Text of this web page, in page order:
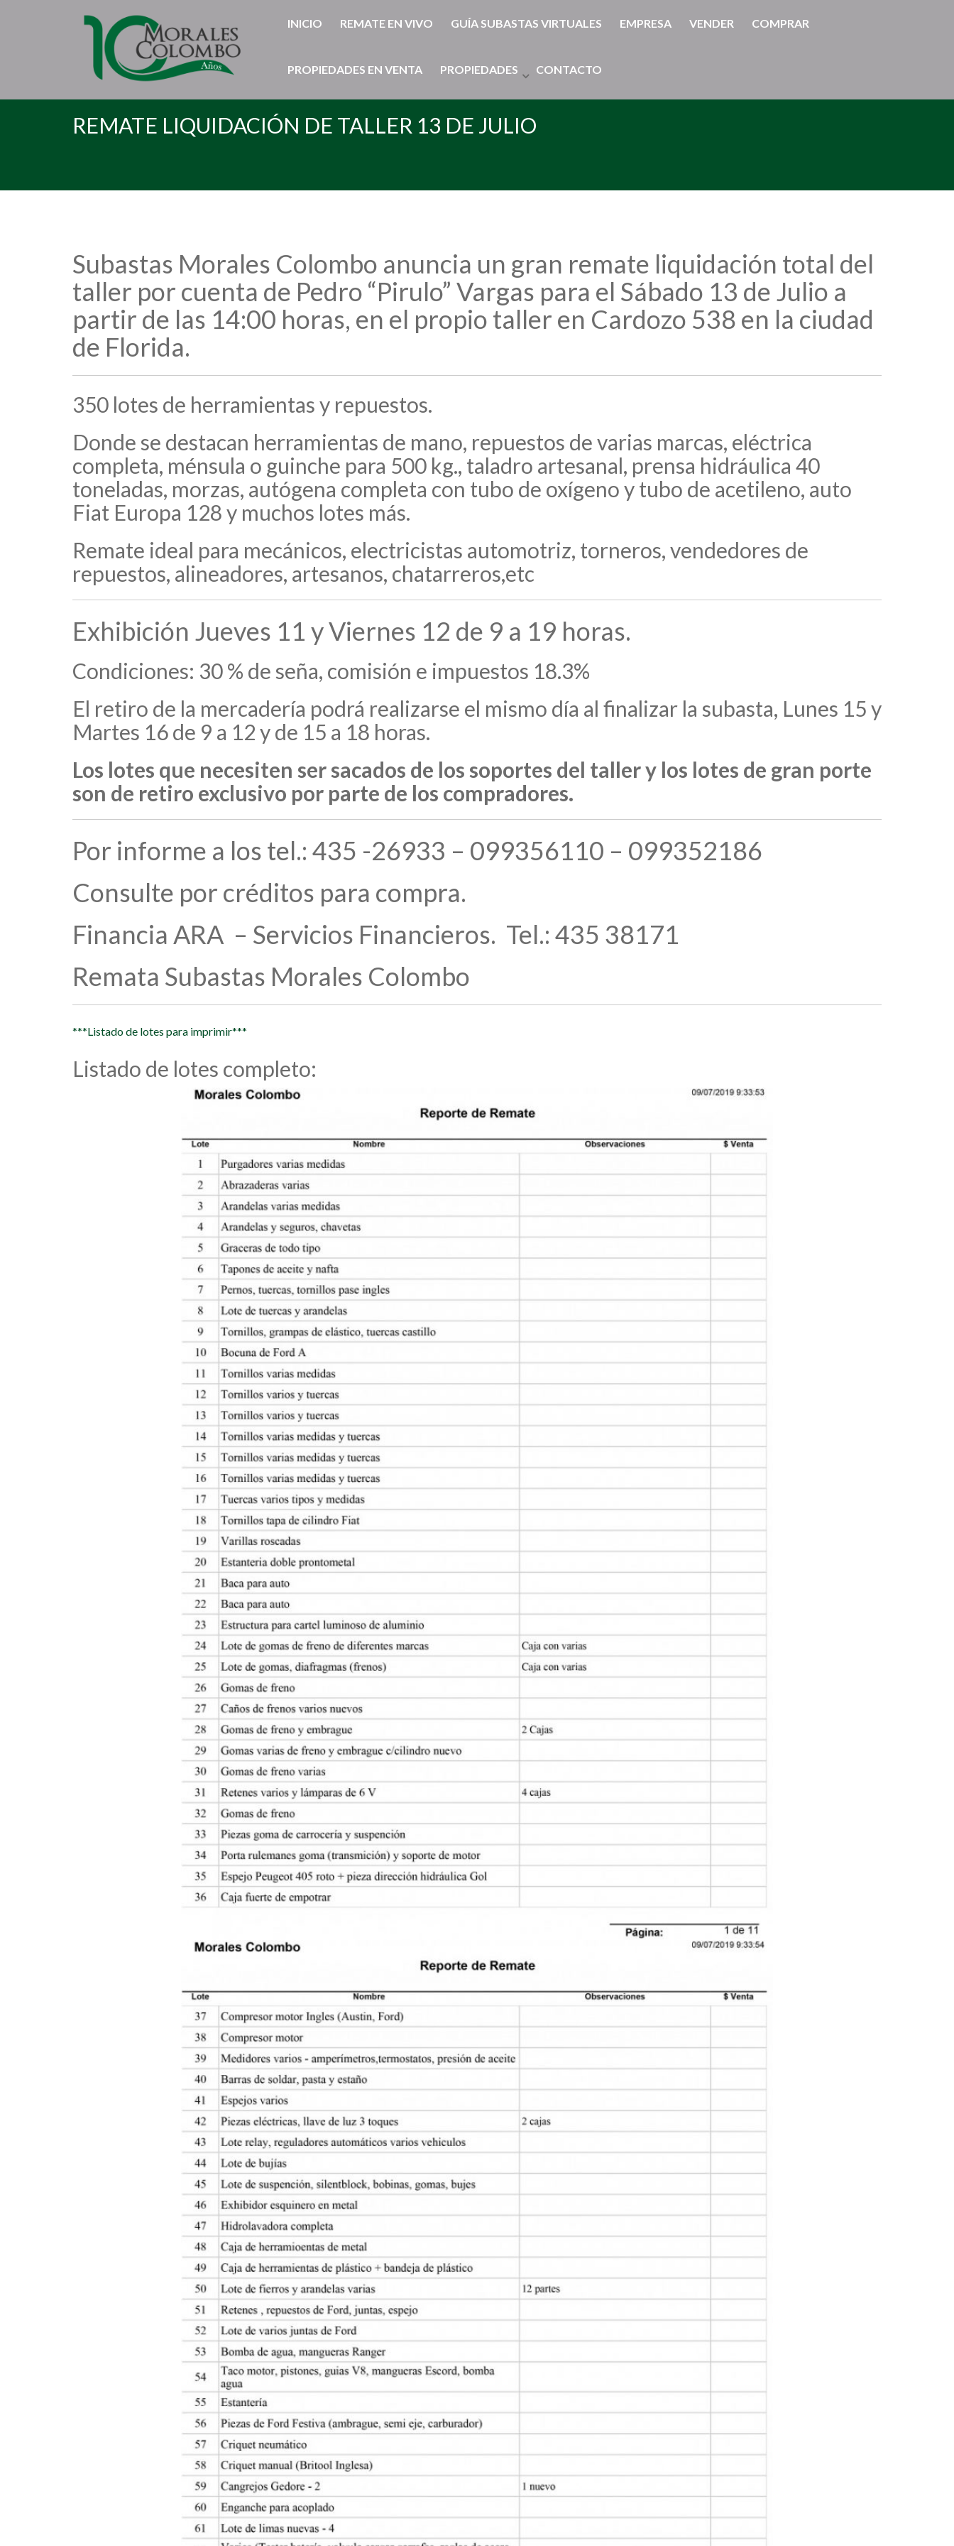
INICIO REMATE EN VIVO GUÍA SUBASTAS VIRTUALES EMPRESA VENDER COMPRAR
PROPIEDADES EN VENTA PROPIEDADES CONTACTO
REMATE LIQUIDACIÓN DE TALLER 13 DE JULIO
Subastas Morales Colombo anuncia un gran remate liquidación total del
taller por cuenta de Pedro “Pirulo” Vargas para el Sábado 13 de Julio a
partir de las 14:00 horas, en el propio taller en Cardozo 538 en la ciudad
de Florida.
350 lotes de herramientas y repuestos.
Donde se destacan herramientas de mano, repuestos de varias marcas, eléctrica
completa, ménsula o guinche para 500 kg., taladro artesanal, prensa hidráulica 40
toneladas, morzas, autógena completa con tubo de oxígeno y tubo de acetileno, auto
Fiat Europa 128 y muchos lotes más.
Remate ideal para mecánicos, electricistas automotriz, torneros, vendedores de
repuestos, alineadores, artesanos, chatarreros,etc
Exhibición Jueves 11 y Viernes 12 de 9 a 19 horas.
Condiciones: 30 % de seña, comisión e impuestos 18.3%
El retiro de la mercadería podrá realizarse el mismo día al finalizar la subasta, Lunes 15 y
Martes 16 de 9 a 12 y de 15 a 18 horas.
Los lotes que necesiten ser sacados de los soportes del taller y los lotes de gran porte
son de retiro exclusivo por parte de los compradores.
Por informe a los tel.: 435 -26933 – 099356110 – 099352186
Consulte por créditos para compra.
Financia ARA – Servicios Financieros. Tel.: 435 38171
Remata Subastas Morales Colombo
***Listado de lotes para imprimir***
Listado de lotes completo: